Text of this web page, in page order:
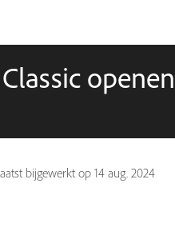
bijgewerkt op 14 aug. 2024